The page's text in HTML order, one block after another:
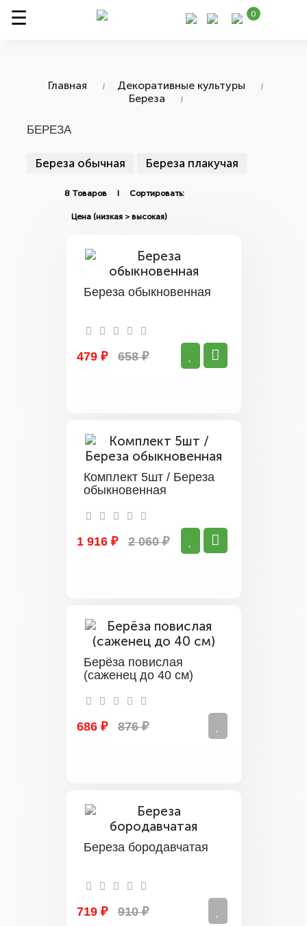
0
Главная
Декоративные культуры
Береза
БЕРЕЗА
Береза обычная Береза плакучая
8 Товаров I Сортировать:
Береза обыкновенная
479 ₽ 658 ₽
Комплект 5шт / Береза
обыкновенная
1 916 ₽ 2 060 ₽
Берёза повислая
(саженец до 40 см)
686 ₽ 876 ₽
Береза бородавчатая
719 ₽ 910 ₽